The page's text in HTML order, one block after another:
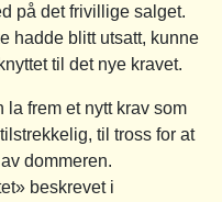
på det frivillige salget.
hadde blitt utsatt, kunne
til det nye kravet.
frem et nytt krav som
til tross for at
dommeren.
beskrevet i